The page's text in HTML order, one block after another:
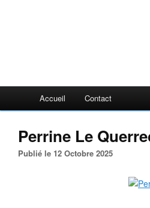
Accueil Contact
Perrine Le
Publié le 12 Octobre 2025